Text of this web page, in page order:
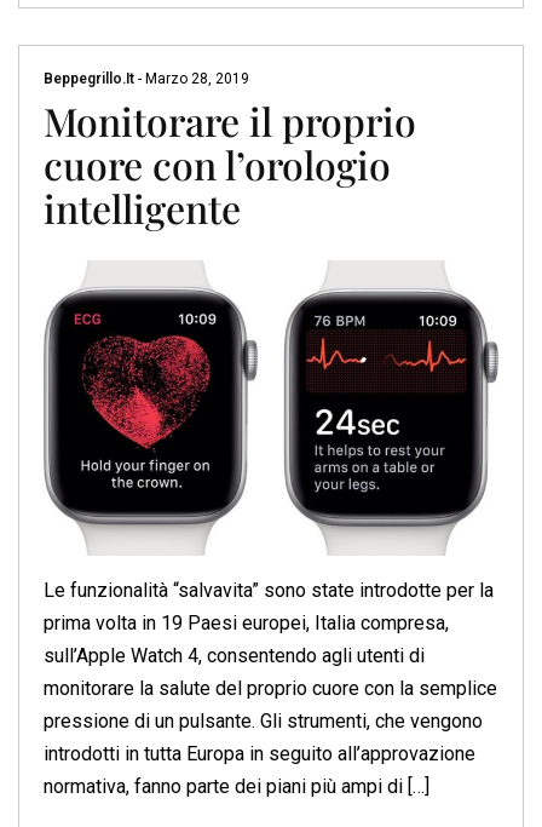
Beppegrillo.it - Marzo 28, 2019
Monitorare il proprio
cuore con l’orologio
intelligente
Le funzionalità “salvavita” sono state introdotte per la
prima volta in 19 Paesi europei, Italia compresa,
sull’Apple Watch 4, consentendo agli utenti di
monitorare la salute del proprio cuore con la semplice
pressione di un pulsante. Gli strumenti, che vengono
introdotti in tutta Europa in seguito all’approvazione
normativa, fanno parte dei piani più ampi di […]